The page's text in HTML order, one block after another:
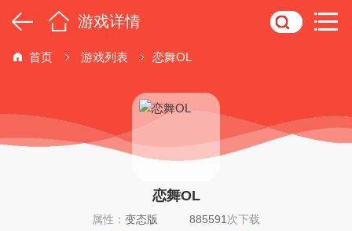
游戏详情
首页 游戏列表 恋舞OL
恋舞OL
属性： 变态版 885591 次下载